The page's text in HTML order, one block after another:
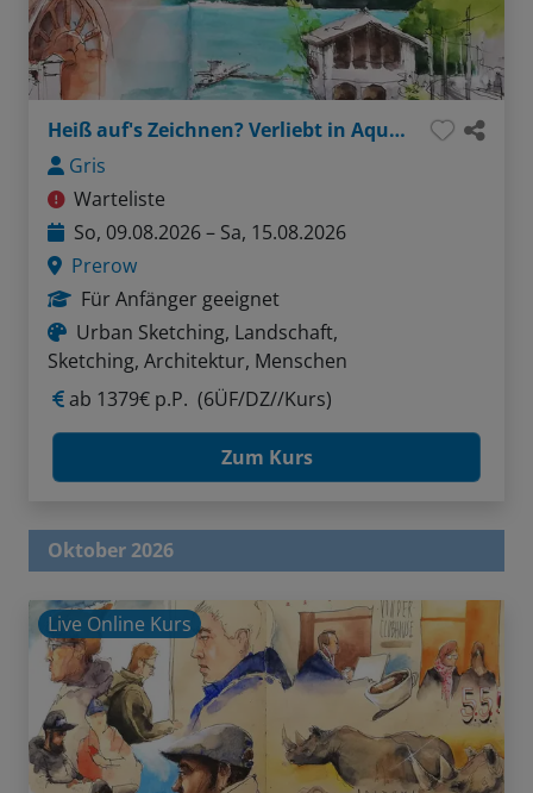
Heiß auf's Zeichnen? Verliebt in Aquarell?
Gris
Warteliste
So, 09.08.2026 – Sa, 15.08.2026
Prerow
Für Anfänger geeignet
Urban Sketching, Landschaft,
Sketching, Architektur, Menschen
ab 1379€ p.P. (6ÜF/DZ//Kurs)
Zum Kurs
Oktober 2026
Live Online Kurs